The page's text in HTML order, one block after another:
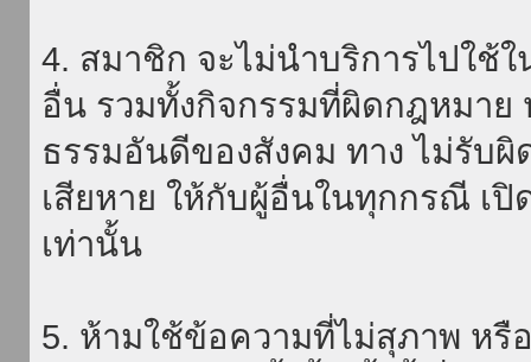
4. สมาชิก จะไม่นำบริการไปใช้
อื่น รวมทั้งกิจกรรมที่ผิดกฎหมาย
ธรรมอันดีของสังคม ทาง ไม่รับ
เสียหาย ให้กับผู้อื่นในทุกกรณี เปิ
เท่านั้น
5. ห้ามใช้ข้อความที่ไม่สุภาพ หรื